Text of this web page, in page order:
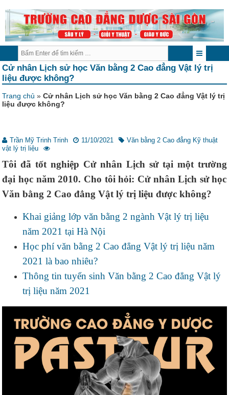
Cử nhân Lịch sử học Văn bằng 2 Cao đẳng Vật lý trị
liệu được không?
Trang chủ »Cử nhân Lịch sử học Văn bằng 2 Cao đẳng Vật lý trị
liệu được không?
Trần Mỹ Trinh Trinh 11/10/2021
Văn bằng 2 Cao đẳng Kỹ thuật
vật lý trị liệu
Tôi đã tốt nghiệp Cử nhân Lịch sử tại một trường
đại học năm 2010. Cho tôi hỏi: Cử nhân Lịch sử học
Văn bằng 2 Cao đẳng Vật lý trị liệu được không?
Khai giảng lớp văn bằng 2 ngành Vật lý trị liệu
năm 2021 tại Hà Nội
Học phí văn bằng 2 Cao đẳng Vật lý trị liệu năm
2021 là bao nhiêu?
Thông tin tuyển sinh Văn bằng 2 Cao đẳng Vật lý
trị liệu năm 2021